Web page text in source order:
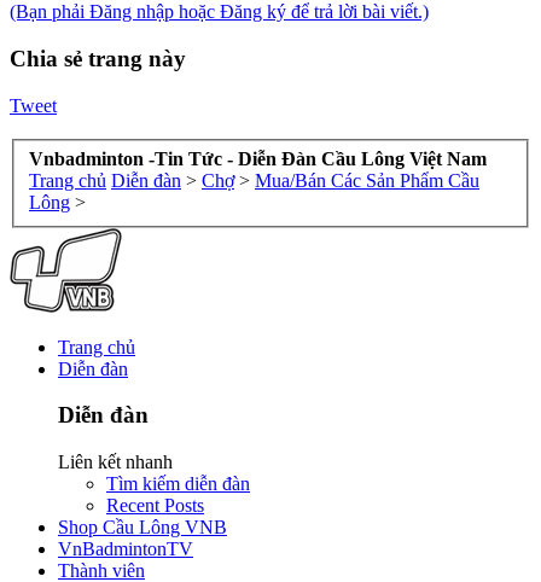
(Bạn phải Đăng nhập hoặc Đăng ký để trả lời bài viết.)
Chia sẻ trang này
Tweet
Vnbadminton -Tin Tức - Diễn Đàn Cầu Lông Việt Nam
Trang chủ Diễn đàn > Chợ > Mua/Bán Các Sản Phẩm Cầu
Lông >
Trang chủ
Diễn đàn
Diễn đàn
Liên kết nhanh
Tìm kiếm diễn đàn
Recent Posts
Shop Cầu Lông VNB
VnBadmintonTV
Thành viên